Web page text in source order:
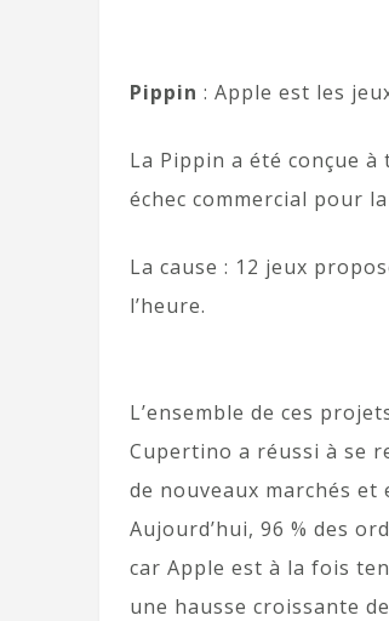
Pippin : Apple est les
La Pippin a été conçue
échec commercial pour
La cause : 12 jeux
l’heure.
L’ensemble de ces
Cupertino a réussi à se
de nouveaux marchés
Aujourd’hui, 96 % des
car Apple est à la fois
une hausse croissante